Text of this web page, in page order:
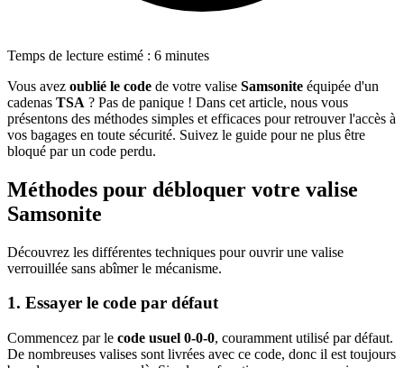
Temps de lecture estimé : 6 minutes
Vous avez oublié le code de votre valise Samsonite équipée d'un
cadenas TSA ? Pas de panique ! Dans cet article, nous vous
présentons des méthodes simples et efficaces pour retrouver l'accès à
vos bagages en toute sécurité. Suivez le guide pour ne plus être
bloqué par un code perdu.
Méthodes pour débloquer votre valise
Samsonite
Découvrez les différentes techniques pour ouvrir une valise
verrouillée sans abîmer le mécanisme.
1. Essayer le code par défaut
Commencez par le code usuel 0-0-0, couramment utilisé par défaut.
De nombreuses valises sont livrées avec ce code, donc il est toujours